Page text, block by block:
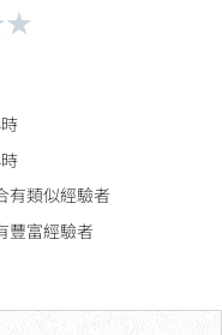
★
有類似經驗者
豐富經驗者